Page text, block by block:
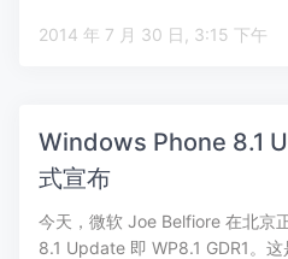
2014 年 7 月 30 日, 3:15 下午
Windows Phone 8.1
式宣布
今天，微软 Joe Belfiore 在北京
8.1 Update 即 WP8.1 GDR1。